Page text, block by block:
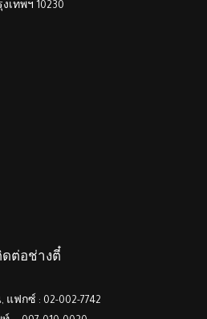
งเทพฯ 10230
ดต่อช่างตี๋
แฟกซ์ : 02-002-7742